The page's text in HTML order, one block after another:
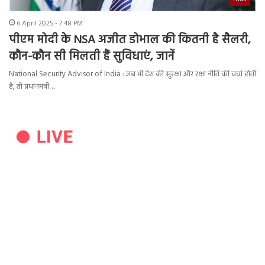
6 April 2025 - 7:48 PM
पीएम मोदी के NSA अजीत डोभाल की कितनी है सैलरी,
कौन-कौन सी मिलती हैं सुविधाएं, जानें
National Security Advisor of India : जब भी देश की सुरक्षा और रक्षा नीति की चर्चा होती
है, तो प्रधानमंत्री…